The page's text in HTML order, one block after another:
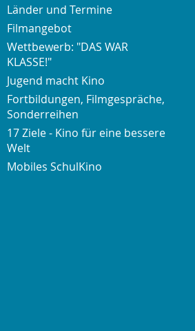
Länder und Termine
Filmangebot
Wettbewerb: "DAS WAR
KLASSE!"
Jugend macht Kino
Fortbildungen, Filmgespräche,
Sonderreihen
17 Ziele - Kino für eine bessere
Welt
Mobiles SchulKino